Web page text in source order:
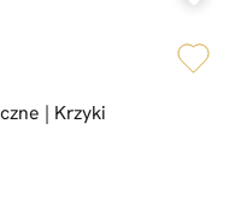
| Krzyki